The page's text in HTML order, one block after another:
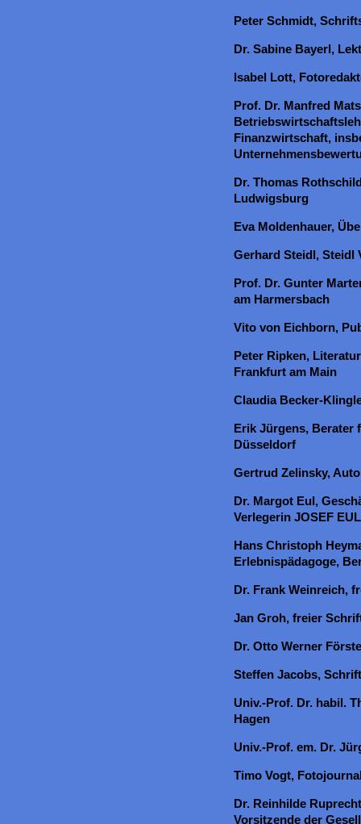
Peter Schmidt,
Dr. Sabine Bayerl,
Isabel Lott,
Prof. Dr. Manfred
Finanzwirtschaft,
Dr. Thomas
Ludwigsburg
Eva Moldenhauer,
Gerhard Steidl, Steidl
Prof. Dr. Gunter
am Harmersbach
Vito von Eichborn,
Peter Ripken,
Frankfurt am Main
Claudia Becker-
Erik Jürgens, Berater
Düsseldorf
Gertrud Zelinsky,
Dr. Margot Eul,
Verlegerin JOSEF
Hans Christoph
Erlebnispädagoge,
Dr. Frank Weinreich,
Jan Groh, freier
Dr. Otto Werner
Steffen Jacobs,
Univ.-Prof. Dr. habil.
Hagen
Univ.-Prof. em. Dr.
Timo Vogt,
Dr. Reinhilde
Vorsitzende der